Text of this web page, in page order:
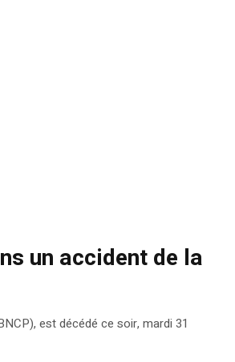
un accident de la
est décédé ce soir, mardi 31